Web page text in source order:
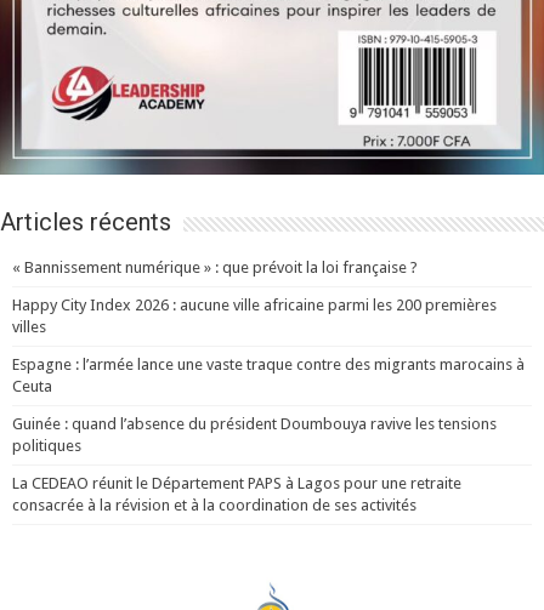
Articles récents
« Bannissement numérique » : que prévoit la loi française ?
Happy City Index 2026 : aucune ville africaine parmi les 200 premières
villes
Espagne : l’armée lance une vaste traque contre des migrants marocains à
Ceuta
Guinée : quand l’absence du président Doumbouya ravive les tensions
politiques
La CEDEAO réunit le Département PAPS à Lagos pour une retraite
consacrée à la révision et à la coordination de ses activités